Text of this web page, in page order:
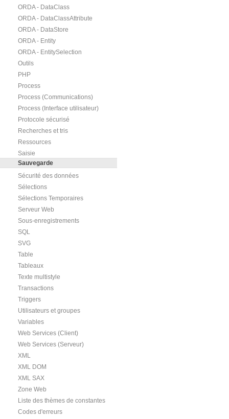
ORDA - DataClass
ORDA - DataClassAttribute
ORDA - DataStore
ORDA - Entity
ORDA - EntitySelection
Outils
PHP
Process
Process (Communications)
Process (Interface utilisateur)
Protocole sécurisé
Recherches et tris
Ressources
Saisie
Sauvegarde
Sécurité des données
Sélections
Sélections Temporaires
Serveur Web
Sous-enregistrements
SQL
SVG
Table
Tableaux
Texte multistyle
Transactions
Triggers
Utilisateurs et groupes
Variables
Web Services (Client)
Web Services (Serveur)
XML
XML DOM
XML SAX
Zone Web
Liste des thèmes de constantes
Codes d'erreurs